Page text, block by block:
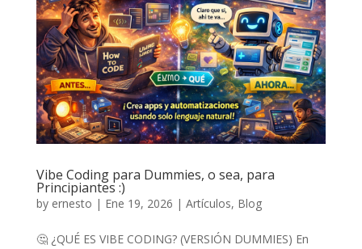
Vibe Coding para Dummies, o sea, para
Principiantes :)
by ernesto | Ene 19, 2026 | Artículos, Blog
🤔 ¿QUÉ ES VIBE CODING? (VERSIÓN DUMMIES) En